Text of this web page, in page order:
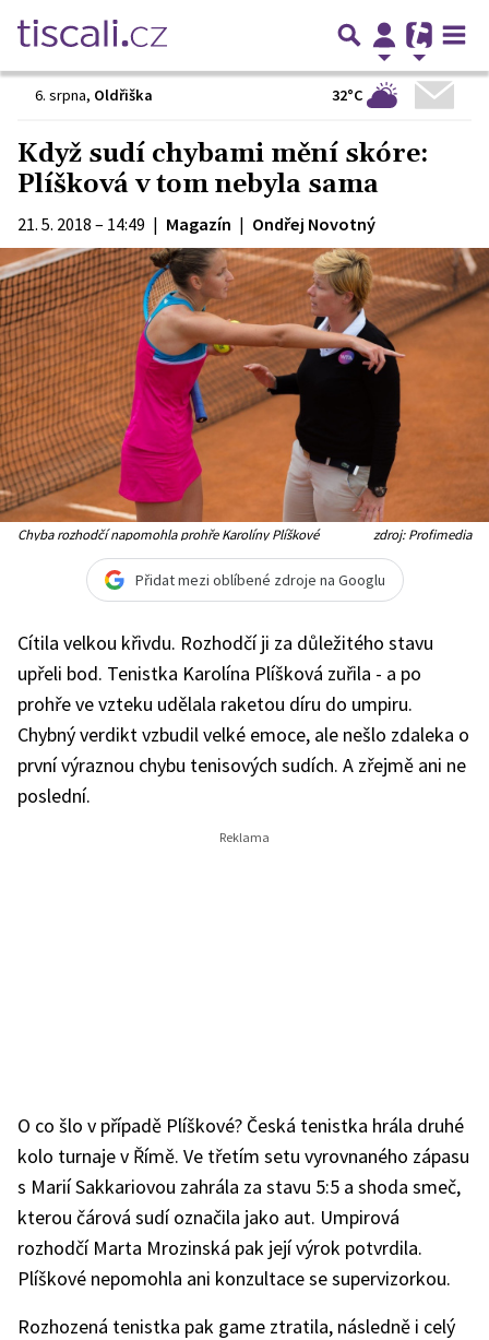
6. srpna, Oldřiška 32°C
Když sudí chybami mění skóre:
Plíšková v tom nebyla sama
21. 5. 2018 – 14:49 | Magazín | Ondřej Novotný
Chyba rozhodčí napomohla prohře Karolíny Plíškové zdroj: Profimedia
Přidat mezi oblíbené zdroje na Googlu
Cítila velkou křivdu. Rozhodčí ji za důležitého stavu
upřeli bod. Tenistka Karolína Plíšková zuřila - a po
prohře ve vzteku udělala raketou díru do umpiru.
Chybný verdikt vzbudil velké emoce, ale nešlo zdaleka o
první výraznou chybu tenisových sudích. A zřejmě ani ne
poslední.
O co šlo v případě Plíškové? Česká tenistka hrála druhé
kolo turnaje v Římě. Ve třetím setu vyrovnaného zápasu
s Marií Sakkariovou zahrála za stavu 5:5 a shoda smeč,
kterou čárová sudí označila jako aut. Umpirová
rozhodčí Marta Mrozinská pak její výrok potvrdila.
Plíškové nepomohla ani konzultace se supervizorkou.
Rozhozená tenistka pak game ztratila, následně i celý